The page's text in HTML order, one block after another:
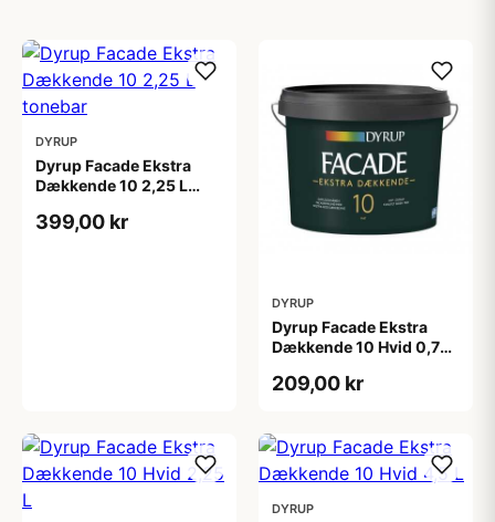
DYRUP
Dyrup Facade Ekstra
Dækkende 10 2,25 L
399,00 kr
DYRUP
Dyrup Facade Ekstra
Dækkende 10 Hvid 0,75
209,00 kr
DYRUP